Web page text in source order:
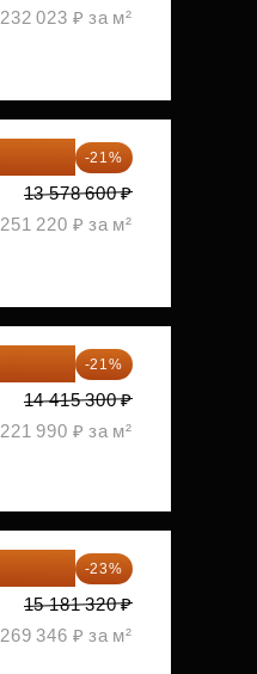
232 023 ₽ за м²
-21%
13 578 600 ₽
251 220 ₽ за м²
-21%
14 415 300 ₽
221 990 ₽ за м²
-23%
15 181 320 ₽
269 346 ₽ за м²